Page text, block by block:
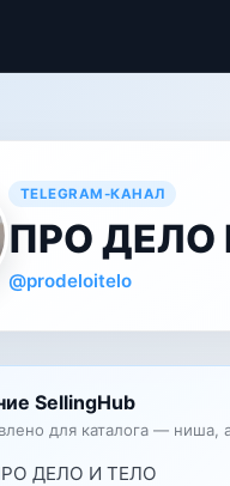
TELEGRAM-КАНАЛ
ПРО ДЕЛО
@prodeloitelo
SellingHub
для каталога — ниша,
ДЕЛО И ТЕЛО